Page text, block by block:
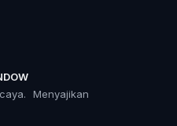
Menyajikan